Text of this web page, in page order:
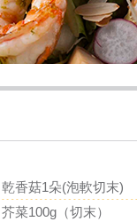
乾香菇1朵(泡軟切末)
芥菜100g（切末）